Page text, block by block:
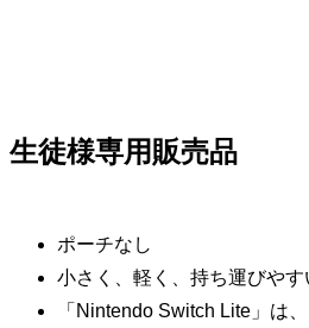
生徒様専用販売品
ポーチなし
小さく、軽く、持ち運びや
「Nintendo Switch Lite」は